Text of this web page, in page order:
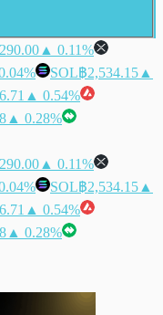
▲ 0.11%
SOL฿2,534.15 ▲
▲ 0.54%
▲ 0.28%
▲ 0.11%
SOL฿2,534.15 ▲
▲ 0.54%
▲ 0.28%